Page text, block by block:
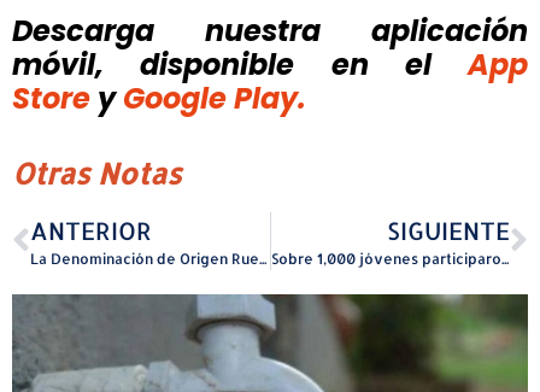
Descarga nuestra aplicación
móvil, disponible
en el
App
Store y Google Play.
Otras Notas
ANTERIOR
La Denominación de Origen Rueda celebrará la uva verdejo durante todo el mes de junio en Puerto Rico
SIGUIENTE
Sobre 1,000 jóvenes participaron en la segunda edición de la Expo Empleo Juvenil del Departamento del Trabajo